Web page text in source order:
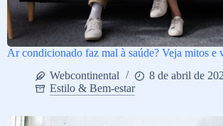
Ar condicionado faz mal à saúde? Veja mitos e
Webcontinental
8 de abril de
Estilo & Bem-estar